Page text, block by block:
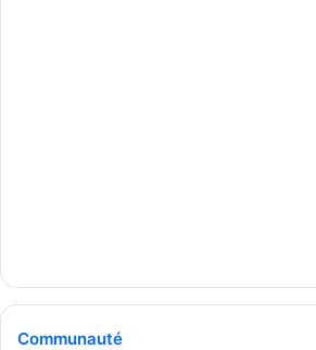
Communauté